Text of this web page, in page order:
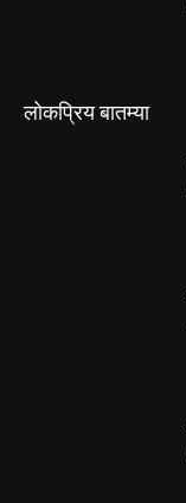
लोकप्रिय बातम्या